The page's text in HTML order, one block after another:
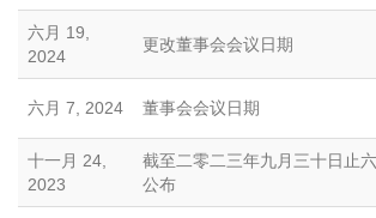
六月 19,
2024
更改董事会会议日期
六月 7, 2024 董事会会议日期
十一月 24,
2023
截至二零二三年九月三十日止
公布